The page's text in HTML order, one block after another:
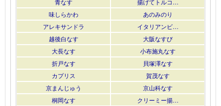
青なす
揚げてトルコ…
味しらかわ
あのみのり
アレキサンドラ
イタリアンビ…
越後白なす
大阪なすび
大長なす
小布施丸なす
折戸なす
貝塚澤なす
カプリス
賀茂なす
京まんじゅう
京山科なす
桐岡なす
クリーミー揚…